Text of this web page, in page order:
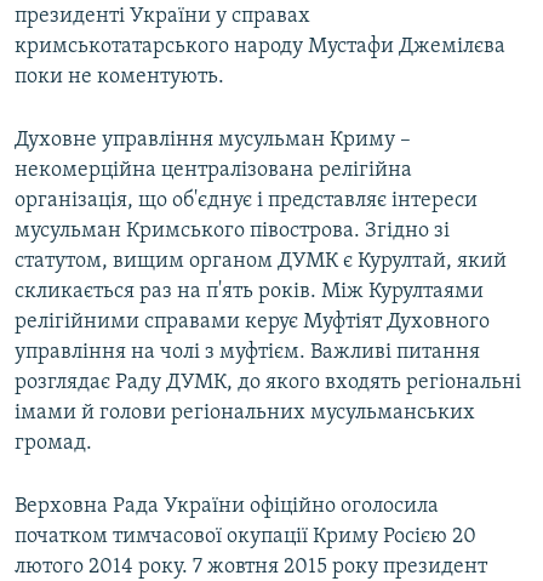
президенті України у справах
кримськотатарського народу Мустафи Джемілєва
поки не коментують.
Духовне управління мусульман Криму –
некомерційна централізована релігійна
організація, що об'єднує і представляє інтереси
мусульман Кримського півострова. Згідно зі
статутом, вищим органом ДУМК є Курултай, який
скликається раз на п'ять років. Між Курултаями
релігійними справами керує Муфтіят Духовного
управління на чолі з муфтієм. Важливі питання
розглядає Раду ДУМК, до якого входять регіональні
імами й голови регіональних мусульманських
громад.
Верховна Рада України офіційно оголосила
початком тимчасової окупації Криму Росією 20
лютого 2014 року. 7 жовтня 2015 року президент